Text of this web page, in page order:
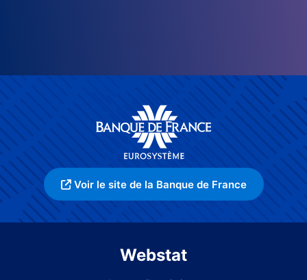
Voir le site de la Banque de France
Webstat